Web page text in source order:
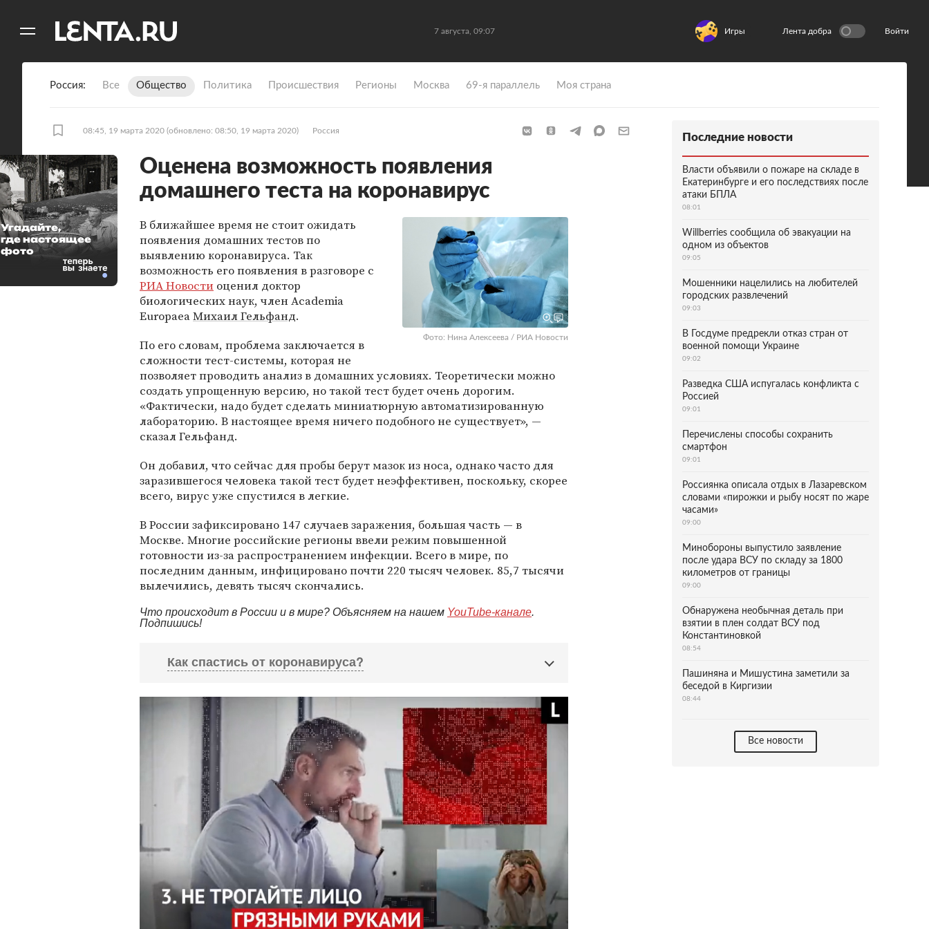
7 августа, 09:07 Игры Лента добра Войти
Россия Все Общество Политика Происшествия Регионы Москва 69-я параллель Моя страна
08:45, 19 марта 2020 (обновлено: 08:50, 19 марта 2020) Россия
Оценена возможность появления
домашнего теста на коронавирус
Фото: Нина Алексеева / РИА Новости
В ближайшее время не стоит ожидать
появления домашних тестов по
выявлению коронавируса. Так
возможность его появления в разговоре с
РИА Новости оценил доктор
биологических наук, член Academia
EuropaeaМихаил Гельфанд.
По его словам, проблема заключается в
сложности тест-системы, которая не
позволяет проводить анализ в домашних условиях. Теоретически можно
создать упрощенную версию, но такой тест будет очень дорогим.
«Фактически, надо будет сделать миниатюрную автоматизированную
лабораторию. В настоящее время ничего подобного не существует», —
сказал Гельфанд.
Он добавил, что сейчас для пробы берут мазок из носа, однако часто для
заразившегося человека такой тест будет неэффективен, поскольку, скорее
всего, вирус уже спустился в легкие.
В России зафиксировано 147 случаев заражения, большая часть — в
Москве. Многие российские регионы ввели режим повышенной
готовности из-за распространением инфекции. Всего в мире, по
последним данным, инфицировано почти 220 тысяч человек. 85,7 тысячи
вылечились, девять тысяч скончались.
Что происходит в России и в мире? Объясняем на нашем YouTube-канале.
Подпишись!
Как спастись от коронавируса?
Старайтесь не выходить из дома без необходимости
Зачем это нужно?
Вирус распространяется в общественных местах —
старайтесь их избегать. Домашний режим особенно важно соблюдать людям
старше 65 лет и тем, кто страдает хроническими заболеваниями. Молодым стоит
воздержаться от личного общения с родителями, бабушками и дедушками и
пожилыми людьми вообще. Старайтесь поддерживать контакты по телефону или
через интернет — это поможет уберечь пожилых людей от опасности заражения.
Соблюдайте дистанцию в общественных местах
Зачем это нужно?Кашляя или чихая, человек с респираторной инфекцией,
такой как COVID-19, распространяет вокруг себя мельчайшие капли,
Угадайте,
где настоящее
фото
Последние новости
Власти объявили о пожаре на складе в
Екатеринбурге и его последствиях после
атаки БПЛА
08:01
Willberries сообщила об эвакуации на
одном из объектов
09:05
Мошенники нацелились на любителей
городских развлечений
09:03
В Госдуме предрекли отказ стран от
военной помощи Украине
09:02
Разведка США испугалась конфликта с
Россией
09:01
Перечислены способы сохранить
смартфон
09:01
Россиянка описала отдых в Лазаревском
словами «пирожки и рыбу носят по жаре
часами»
09:00
Минобороны выпустило заявление
после удара ВСУ по складу за 1800
километров от границы
09:00
Обнаружена необычная деталь при
взятии в плен солдат ВСУ под
Константиновкой
08:54
Пашиняна и Мишустина заметили за
беседой в Киргизии
08:44
Все новости